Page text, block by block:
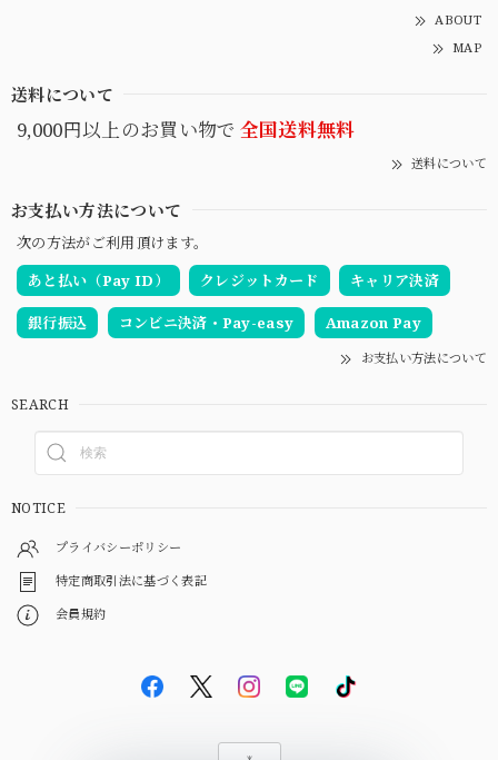
ABOUT
MAP
送料について
9,000円以上のお買い物で 全国送料無料
送料について
お支払い方法について
次の方法がご利用頂けます。
あと払い（Pay ID）
クレジットカード キャリア決済
銀行振込 コンビニ決済・Pay-easy Amazon Pay
お支払い方法について
SEARCH
NOTICE
プライバシーポリシー
特定商取引法に基づく表記
会員規約